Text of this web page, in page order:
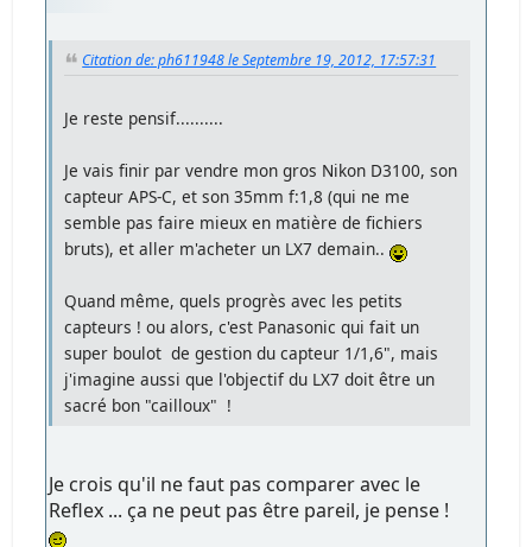
Citation de: ph611948 le Septembre 19, 2012, 17:57:31
Je reste pensif..........
Je vais finir par vendre mon gros Nikon D3100, son
capteur APS-C, et son 35mm f:1,8 (qui ne me
semble pas faire mieux en matière de fichiers
bruts), et aller m'acheter un LX7 demain..
Quand même, quels progrès avec les petits
capteurs ! ou alors, c'est Panasonic qui fait un
super boulot de gestion du capteur 1/1,6", mais
j'imagine aussi que l'objectif du LX7 doit être un
sacré bon "cailloux" !
Je crois qu'il ne faut pas comparer avec le
Reflex ... ça ne peut pas être pareil, je pense !